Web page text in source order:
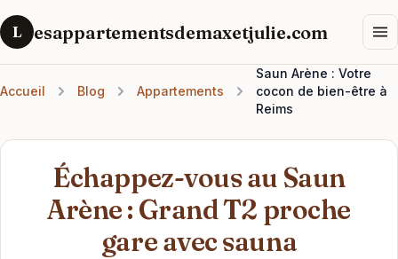
L esappartementsdemaxetjulie.com
Accueil Blog Appartements
Saun Arène : Votre
cocon de bien-être à
Reims
Échappez-vous au Saun
Arène : Grand T2 proche
gare avec sauna